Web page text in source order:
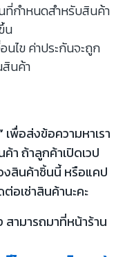
ที่กำหนดสำหรับสินค้า
น
ไข ค่าประกันจะถูก
สินค้า
เพื่อส่งข้อความหาเรา
า ถ้าลูกค้าเปิดเวป
สินค้าชิ้นนี้ หรือแคป
อเช่าสินค้านะคะ
ามารถมาที่หน้าร้าน